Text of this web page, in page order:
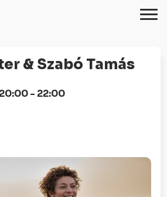
& Szabó Tamás
- 22:00